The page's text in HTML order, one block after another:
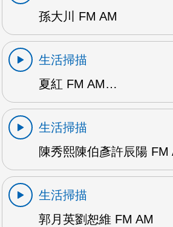
孫大川 FM AM
生活掃描
夏紅 FM AM…
生活掃描
陳秀熙陳伯彥許辰陽 FM
生活掃描
郭月英劉恕維 FM AM